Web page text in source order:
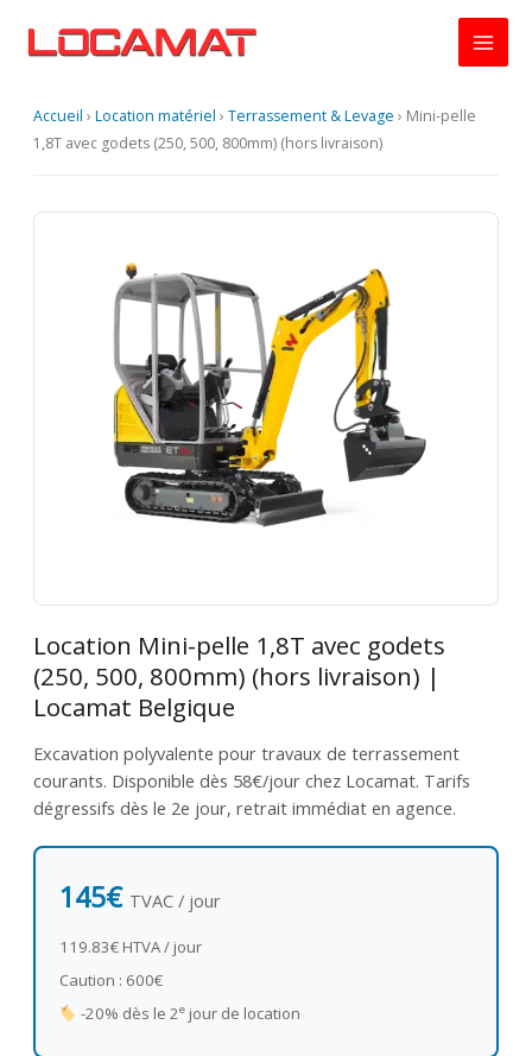
Accueil › Location matériel › Terrassement & Levage › Mini-pelle
1,8T avec godets (250, 500, 800mm) (hors livraison)
Location Mini-pelle 1,8T avec godets
(250, 500, 800mm) (hors livraison) |
Locamat Belgique
Excavation polyvalente pour travaux de terrassement
courants. Disponible dès 58€/jour chez Locamat. Tarifs
dégressifs dès le 2e jour, retrait immédiat en agence.
145€ TVAC / jour
119.83€ HTVA / jour
Caution : 600€
-20% dès le 2ejour de location